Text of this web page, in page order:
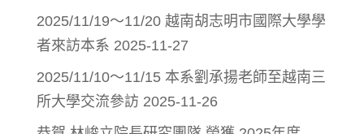
2025/11/19～11/20 越南胡志明市國際大學學
者來訪本系 2025-11-27
2025/11/10～11/15 本系劉承揚老師至越南三
所大學交流參訪 2025-11-26